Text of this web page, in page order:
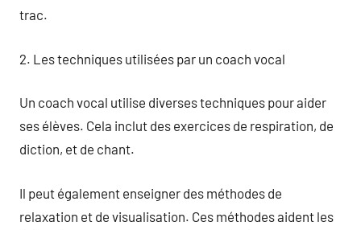
trac.
2. Les techniques utilisées par un coach vocal
Un coach vocal utilise diverses techniques pour aider
ses élèves. Cela inclut des exercices de respiration, de
diction, et de chant.
Il peut également enseigner des méthodes de
relaxation et de visualisation. Ces méthodes aident les